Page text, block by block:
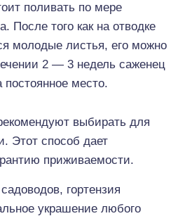
поливать по мере
После того как на отводке
молодые листья, его можно
2 — 3 недель саженец
место.
выбирать для
Этот способ дает
приживаемости.
гортензия
украшение любого